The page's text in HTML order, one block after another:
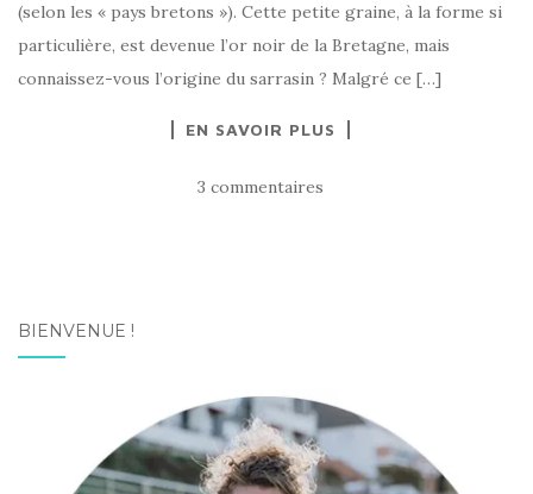
(selon les « pays bretons »). Cette petite graine, à la forme si
particulière, est devenue l’or noir de la Bretagne, mais
connaissez-vous l’origine du sarrasin ? Malgré ce […]
EN SAVOIR PLUS
3 commentaires
BIENVENUE !